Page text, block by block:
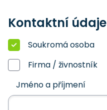
Kontaktní údaje
Soukromá osoba
Firma / živnostník
Jméno a příjmení